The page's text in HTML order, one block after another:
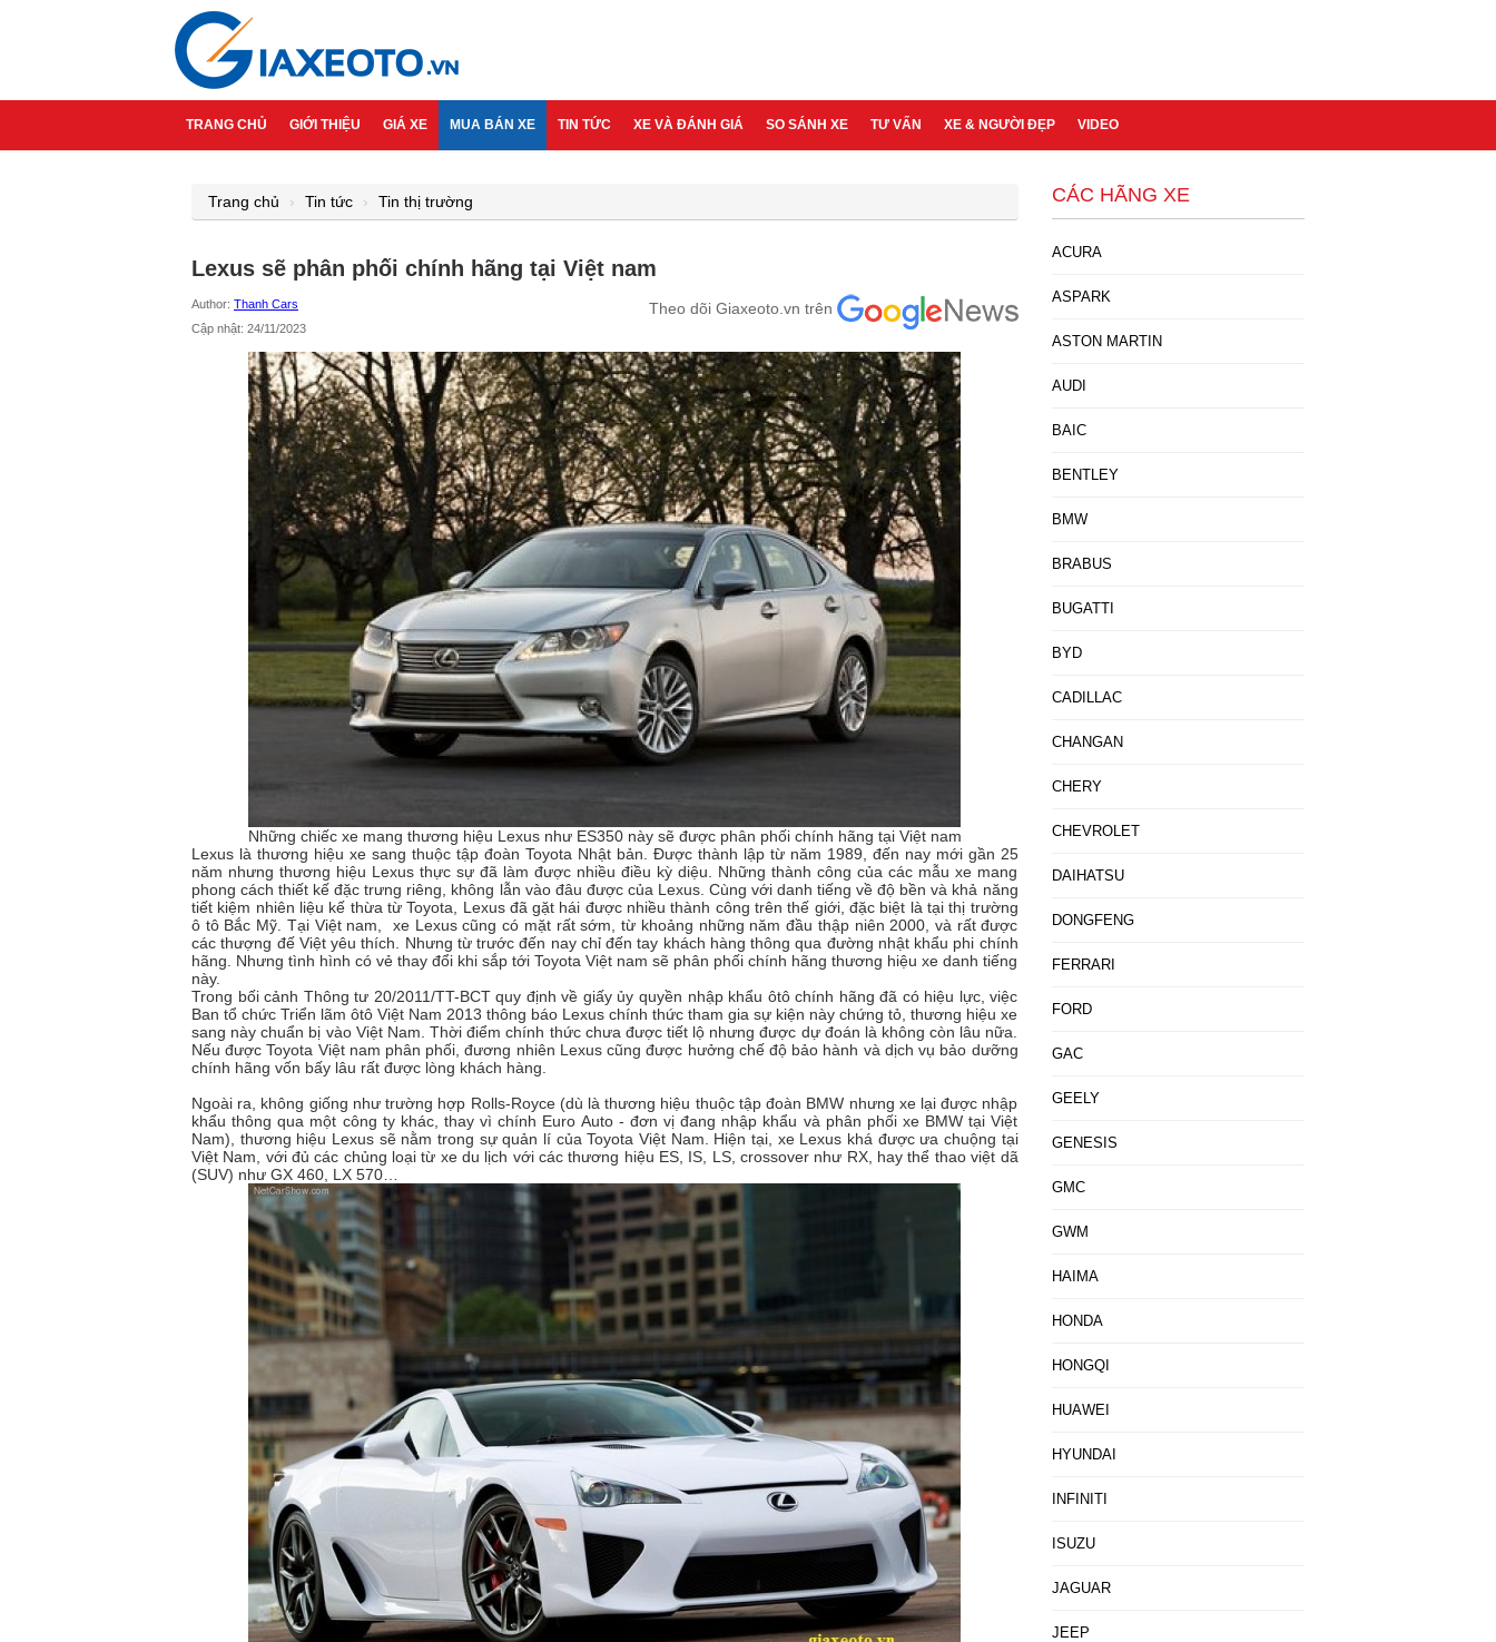
TRANG CHỦ GIỚI THIỆU GIÁ XE MUA BÁN XE TIN TỨC XE VÀ ĐÁNH GIÁ SO SÁNH XE TƯ VẤN XE & NGƯỜI ĐẸP VIDEO
Trang chủ Tin tức Tin thị trường
Lexus sẽ phân phối chính hãng tại Việt nam
Author: Thanh Cars
Cập nhật: 24/11/2023
Theo dõi Giaxeoto.vn trên
Những chiếc xe mang thương hiệu Lexus như ES350 này sẽ được phân phối chính hãng tại Việt nam
Lexus là thương hiệu xe sang thuộc tập đoàn Toyota Nhật bản. Được thành lập từ năm 1989, đến nay mới gần 25
năm nhưng thương hiệu Lexus thực sự đã làm được nhiều điều kỳ diệu. Những thành công của các mẫu xe mang
phong cách thiết kế đặc trưng riêng, không lẫn vào đâu được của Lexus. Cùng với danh tiếng về độ bền và khả năng
tiết kiệm nhiên liệu kế thừa từ Toyota, Lexus đã gặt hái được nhiều thành công trên thế giới, đặc biệt là tại thị trường
ô tô Bắc Mỹ. Tại Việt nam, xe Lexus cũng có mặt rất sớm, từ khoảng những năm đầu thập niên 2000, và rất được
các thượng đế Việt yêu thích. Nhưng từ trước đến nay chỉ đến tay khách hàng thông qua đường nhật khẩu phi chính
hãng. Nhưng tình hình có vẻ thay đổi khi sắp tới Toyota Việt nam sẽ phân phối chính hãng thương hiệu xe danh tiếng
này.
Trong bối cảnh Thông tư 20/2011/TT-BCT quy định về giấy ủy quyền nhập khẩu ôtô chính hãng đã có hiệu lực, việc
Ban tổ chức Triển lãm ôtô Việt Nam 2013 thông báo Lexus chính thức tham gia sự kiện này chứng tỏ, thương hiệu xe
sang này chuẩn bị vào Việt Nam. Thời điểm chính thức chưa được tiết lộ nhưng được dự đoán là không còn lâu nữa.
Nếu được Toyota Việt nam phân phối, đương nhiên Lexus cũng được hưởng chế độ bảo hành và dịch vụ bảo dưỡng
chính hãng vốn bấy lâu rất được lòng khách hàng.
Ngoài ra, không giống như trường hợp Rolls-Royce (dù là thương hiệu thuộc tập đoàn BMW nhưng xe lại được nhập
khẩu thông qua một công ty khác, thay vì chính Euro Auto - đơn vị đang nhập khẩu và phân phối xe BMW tại Việt
Nam), thương hiệu Lexus sẽ nằm trong sự quản lí của Toyota Việt Nam. Hiện tại, xe Lexus khá được ưa chuộng tại
Việt Nam, với đủ các chủng loại từ xe du lịch với các thương hiệu ES, IS, LS, crossover như RX, hay thể thao việt dã
(SUV) như GX 460, LX 570…
CÁC HÃNG XE
ACURA
ASPARK
ASTON MARTIN
AUDI
BAIC
BENTLEY
BMW
BRABUS
BUGATTI
BYD
CADILLAC
CHANGAN
CHERY
CHEVROLET
DAIHATSU
DONGFENG
FERRARI
FORD
GAC
GEELY
GENESIS
GMC
GWM
HAIMA
HONDA
HONGQI
HUAWEI
HYUNDAI
INFINITI
ISUZU
JAGUAR
JEEP